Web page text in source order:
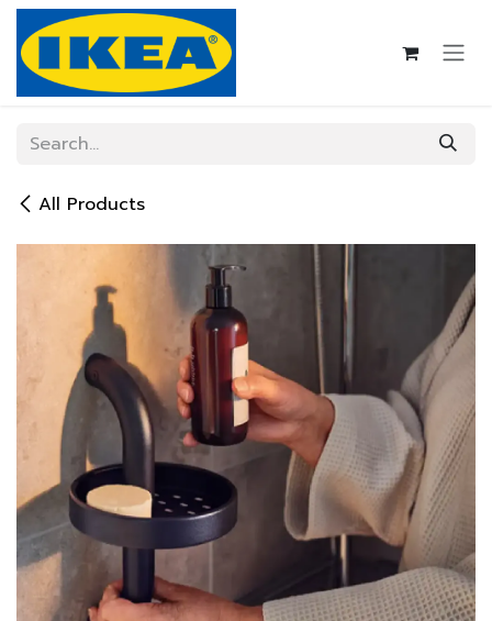
Skip to Content
All Products